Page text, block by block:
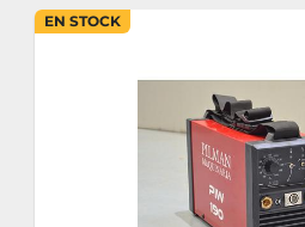
EN STOCK